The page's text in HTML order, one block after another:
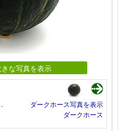
な写真を表示
ダークホース写真を表示
ダークホース